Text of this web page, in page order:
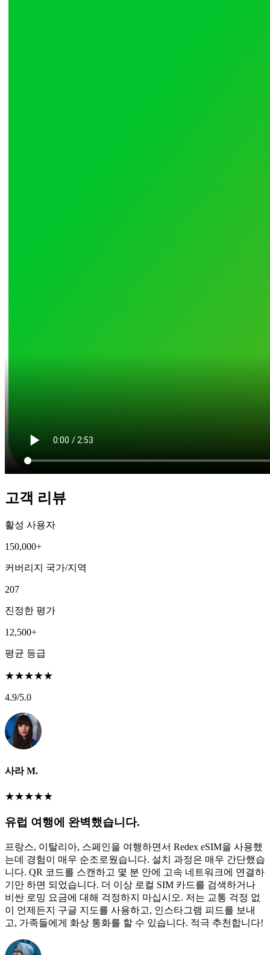
고객 리뷰
활성 사용자
150,000+
커버리지 국가/지역
207
진정한 평가
12,500+
평균 등급
★★★★★
4.9/5.0
사라 M.
★★★★★
유럽 여행에 완벽했습니다.
프랑스, 이탈리아, 스페인을 여행하면서 Redex eSIM을 사용했
는데 경험이 매우 순조로웠습니다. 설치 과정은 매우 간단했습
니다. QR 코드를 스캔하고 몇 분 안에 고속 네트워크에 연결하
기만 하면 되었습니다. 더 이상 로컬 SIM 카드를 검색하거나
비싼 로밍 요금에 대해 걱정하지 마십시오. 저는 교통 걱정 없
이 언제든지 구글 지도를 사용하고, 인스타그램 피드를 보내
고, 가족들에게 화상 통화를 할 수 있습니다. 적극 추천합니다!